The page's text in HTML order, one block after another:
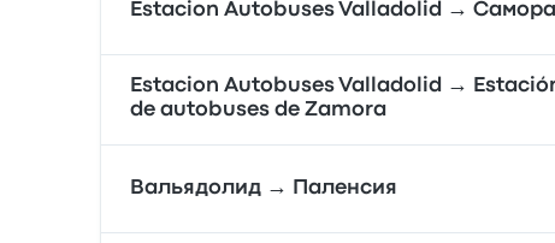
Estacion Autobuses Valladolid → Самора
Estacion Autobuses Valladolid →
de autobuses de Zamora
Вальядолид → Паленсия